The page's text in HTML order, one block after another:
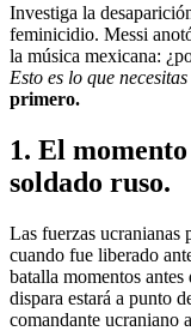
Investiga la
feminicidio. Messi
la música mexicana:
Esto es lo que
primero.
1. El
soldado ruso.
Las fuerzas ucranianas
cuando fue liberado
batalla momentos
dispara estará a punto
comandante ucraniano